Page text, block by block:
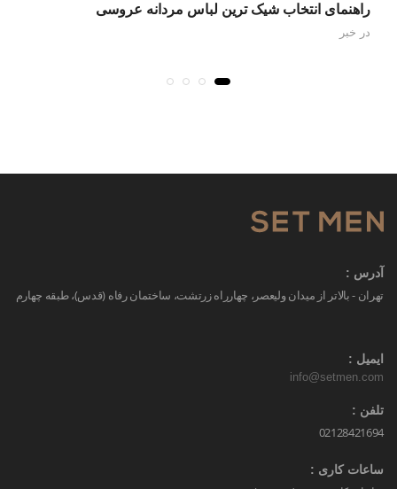
راهنمای انتخاب شیک ترین لباس مردانه عروسی
در خبر
آدرس :
تهران - بالاتر از میدان ولیعصر، چهارراه زرتشت، ساختمان رفاه (قدس)، طبقه چهارم
ایمیل :
info@setmen.com
تلفن :
02128421694
ساعات کاری :